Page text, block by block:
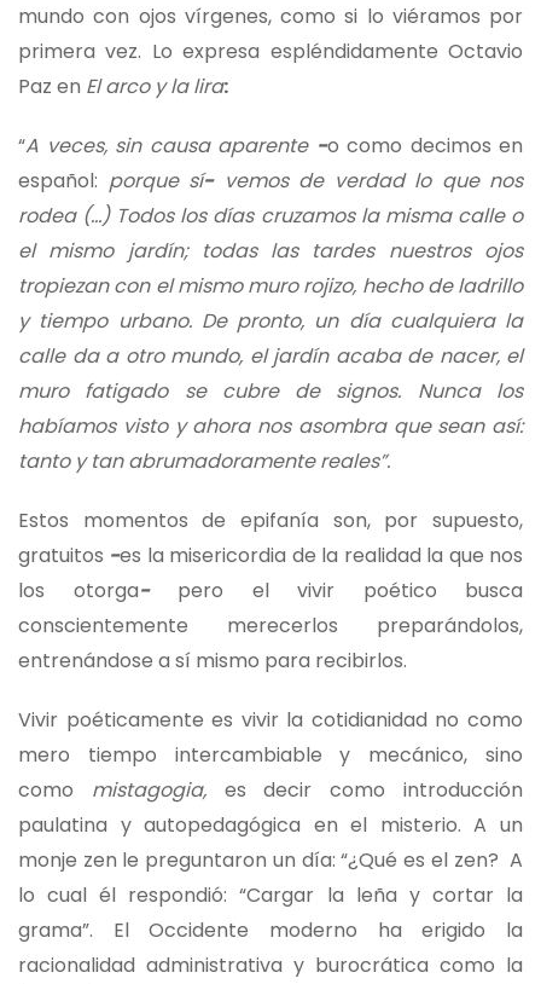
mundo con ojos vírgenes, como si lo viéramos por
primera vez. Lo expresa espléndidamente Octavio
Paz en El arco y la lira:
“A veces, sin causa aparente −o como decimos en
español: porque sí−vemos de verdad lo que nos
rodea (…) Todos los días cruzamos la misma calle o
el mismo jardín; todas las tardes nuestros ojos
tropiezan con el mismo muro rojizo, hecho de ladrillo
y tiempo urbano. De pronto, un día cualquiera la
calle da a otro mundo, el jardín acaba de nacer, el
muro fatigado se cubre de signos. Nunca los
habíamos visto y ahora nos asombra que sean así:
tanto y tan abrumadoramente reales”.
Estos momentos de epifanía son, por supuesto,
gratuitos −es la misericordia de la realidad la que nos
los otorga−pero el vivir poético busca
conscientemente merecerlos preparándolos,
entrenándose a sí mismo para recibirlos.
Vivir poéticamente es vivir la cotidianidad no como
mero tiempo intercambiable y mecánico, sino
como mistagogia, es decir como introducción
paulatina y autopedagógica en el misterio. A un
monje zen le preguntaron un día: “¿Qué es el zen? A
lo cual él respondió: “Cargar la leña y cortar la
grama”. El Occidente moderno ha erigido la
racionalidad administrativa y burocrática como la